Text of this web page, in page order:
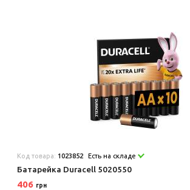
Код товара: 1023852 Есть на складе
Батарейка Duracell 5020550
406 грн